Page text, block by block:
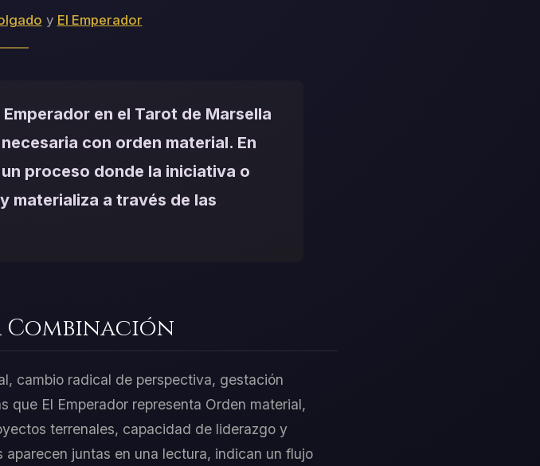
y El Emperador
en el Tarot de Marsella
con orden material. En
proceso donde la iniciativa o
materializa a través de las
cambio radical de perspectiva, gestación
que El Emperador representa Orden material,
terrenales, capacidad de liderazgo y
juntas en una lectura, indican un flujo